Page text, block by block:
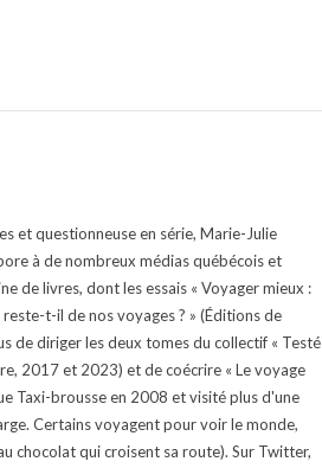
et questionneuse en série, Marie-Julie
à de nombreux médias québécois et
de livres, dont les essais « Voyager mieux :
t-il de nos voyages ? » (Éditions de
de diriger les deux tomes du collectif « Testé
2017 et 2023) et de coécrire « Le voyage
Taxi-brousse en 2008 et visité plus d'une
Certains voyagent pour voir le monde,
chocolat qui croisent sa route). Sur Twitter,